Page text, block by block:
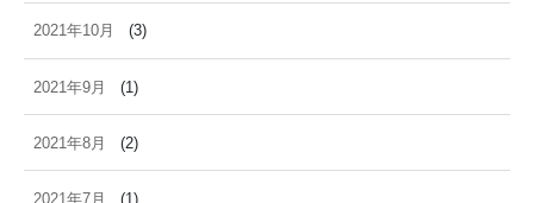
2021年10月 (3)
2021年9月 (1)
2021年8月 (2)
2021年7月 (1)